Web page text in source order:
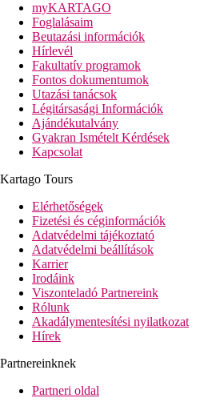
myKARTAGO
Foglalásaim
Beutazási információk
Hírlevél
Fakultatív programok
Fontos dokumentumok
Utazási tanácsok
Légitársasági Információk
Ajándékutalvány
Gyakran Ismételt Kérdések
Kapcsolat
Kartago Tours
Elérhetőségek
Fizetési és céginformációk
Adatvédelmi tájékoztató
Adatvédelmi beállítások
Karrier
Irodáink
Viszonteladó Partnereink
Rólunk
Akadálymentesítési nyilatkozat
Hírek
Partnereinknek
Partneri oldal